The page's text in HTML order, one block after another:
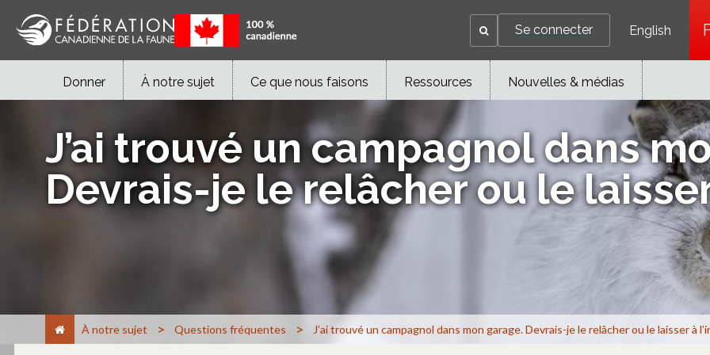
Se connecter English
Donner À notre sujet Ce que nous faisons Ressources Nouvelles & médias
J’ai trouvé un campagnol dans
Devrais-je le relâcher ou le
À notre sujet > Questions fréquentes > J’ai trouvé un campagnol dans mon garage. Devrais-je le relâcher ou le laisser à